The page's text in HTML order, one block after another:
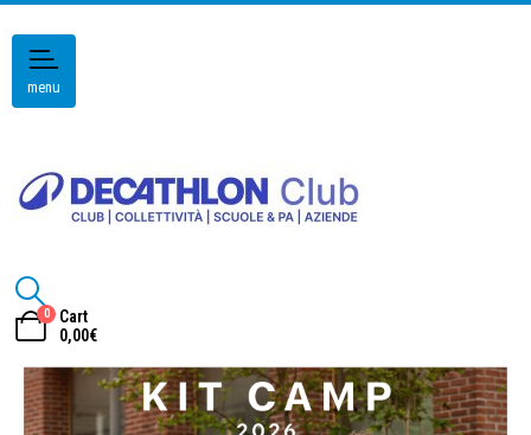
menu
0
Cart
0,00€